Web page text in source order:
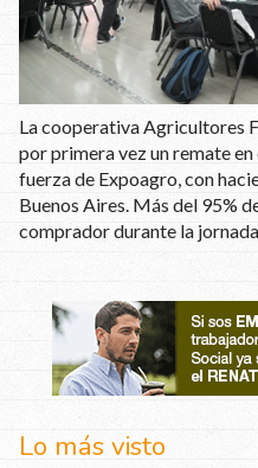
La cooperativa Agricultores
por primera vez un remate
fuerza de Expoagro, con
Buenos Aires. Más del 95%
comprador durante la
Lo más visto